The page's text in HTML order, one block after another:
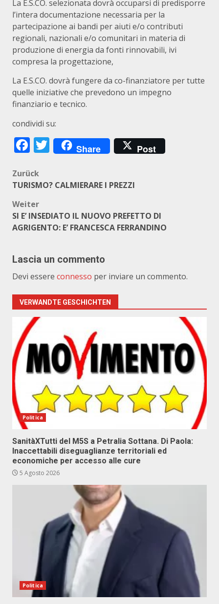
La E.S.CO. selezionata dovrà occuparsi di predisporre
l’intera documentazione necessaria per la
partecipazione ai bandi per aiuti e/o contributi
regionali, nazionali e/o comunitari in materia di
produzione di energia da fonti rinnovabili, ivi
compresa la progettazione,
La E.S.CO. dovrà fungere da co-finanziatore per tutte
quelle iniziative che prevedono un impegno
finanziario e tecnico.
condividi su:
Facebook
Twitter
Share Post
Beitragsnavigation
Zurück
TURISMO? CALMIERARE I PREZZI
Weiter
SI E’ INSEDIATO IL NUOVO PREFETTO DI
AGRIGENTO: E’ FRANCESCA FERRANDINO
Lascia un commento
Devi essere connesso per inviare un commento.
VERWANDTE GESCHICHTEN
Politica
SanitàXTutti del M5S a Petralia Sottana. Di Paola:
Inaccettabili diseguaglianze territoriali ed
economiche per accesso alle cure
5 Agosto 2026
Politica